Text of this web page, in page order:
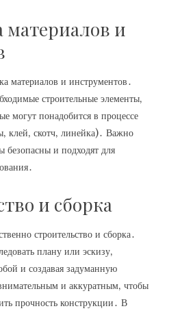
материалов и
материалов и инструментов․
строительные элементы‚
могут понадобится в процессе
клей‚ скотч‚ линейка)․ Важно
безопасны и подходят для
и сборка
строительство и сборка․
плану или эскизу‚
и создавая задуманную
и аккуратным‚ чтобы
прочность конструкции․ В